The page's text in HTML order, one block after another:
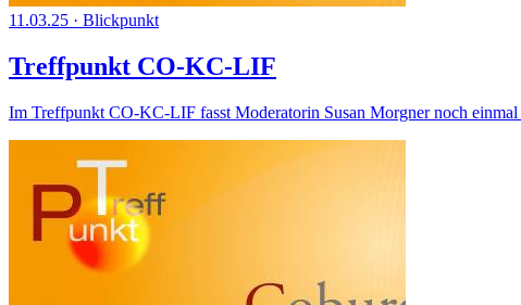
11.03.25 · Blickpunkt
Treffpunkt CO-KC-LIF
Im Treffpunkt CO-KC-LIF fasst Moderatorin Susan Morgner noch